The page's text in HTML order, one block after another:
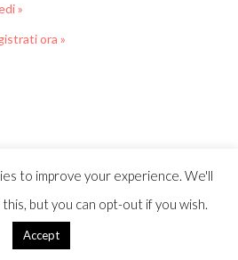
»
ora »
to improve your experience. We'll
but you can opt-out if you wish.
Accept